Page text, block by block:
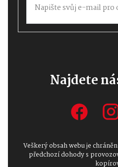
Najdete
Veškerý obsah webu je
předchozí dohody s